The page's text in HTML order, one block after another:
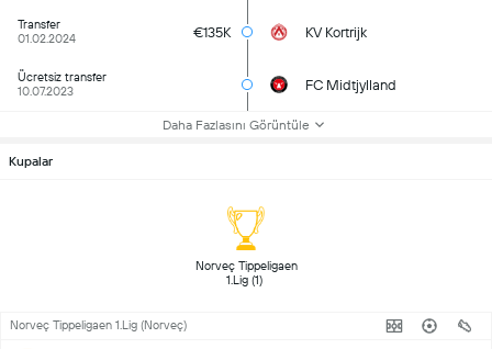
Transfer
01.02.2024
€135K KV Kortrijk
Ücretsiz transfer
10.07.2023
FC Midtjylland
Daha Fazlasını Görüntüle
Kupalar
Norveç Tippeligaen
Norveç Tippeligaen 1.Lig (Norveç)